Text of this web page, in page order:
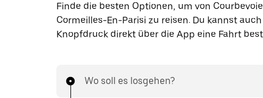
Finde die besten Optionen, um von
Cormeilles-En-Parisi zu reisen. Du kannst
Knopfdruck direkt über die App eine Fahrt
Wo soll es losgehen?